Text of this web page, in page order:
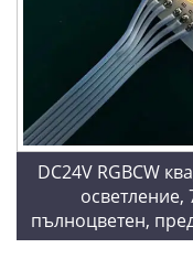
DC24V RGBCW
осветление,
пълноцветен,